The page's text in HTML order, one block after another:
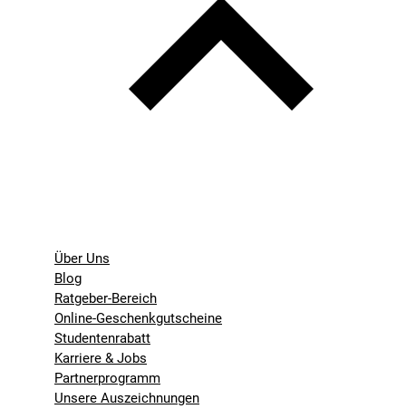
Über Uns
Blog
Ratgeber-Bereich
Online-Geschenkgutscheine
Studentenrabatt
Karriere & Jobs
Partnerprogramm
Unsere Auszeichnungen